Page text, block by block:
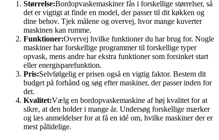
Størrelse:Bordopvaskemaskiner fås i forskellige størrelser, så
det er vigtigt at finde en model, der passer til dit køkken og
dine behov. Tjek målene og overvej, hvor mange kuverter
maskinen kan rumme.
Funktioner:Overvej hvilke funktioner du har brug for. Nogle
maskiner har forskellige programmer til forskellige typer
opvask, mens andre har ekstra funktioner som forsinket start
eller energisparefunktion.
Pris:Selvfølgelig er prisen også en vigtig faktor. Bestem dit
budget på forhånd og søg efter maskiner, der passer inden for
det.
Kvalitet:Vælg en bordopvaskemaskine af høj kvalitet for at
sikre, at den holder i mange år. Undersøg forskellige mærker
og læs anmeldelser for at få en idé om, hvilke maskiner der er
mest pålidelige.